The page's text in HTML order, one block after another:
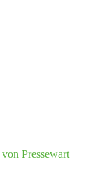
von Pressewart